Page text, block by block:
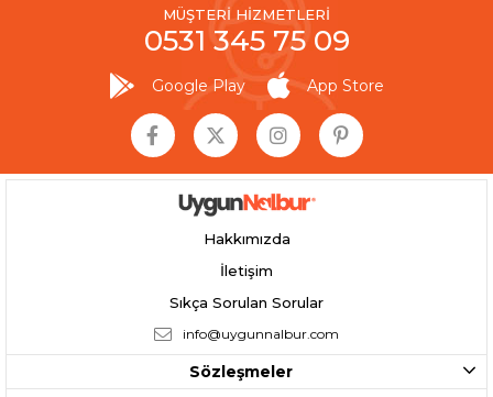
MÜŞTERİ HİZMETLERİ
0531 345 75 09
Google Play App Store
Hakkımızda
İletişim
Sıkça Sorulan Sorular
info@uygunnalbur.com
Sözleşmeler